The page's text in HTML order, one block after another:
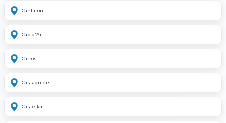
Cantaron
Cap-d'Ail
Carros
Castagniers
Castellar